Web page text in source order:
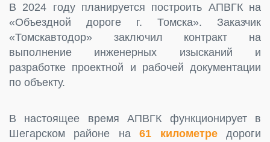
В 2024 году планируется построить АПВГК на
«Объездной дороге г. Томска». Заказчик
«Томскавтодор» заключил контракт на
выполнение инженерных изысканий и
разработке проектной и рабочей документации
по объекту.
В настоящее время АПВГК функционирует в
Шегарском районе на61 километредороги